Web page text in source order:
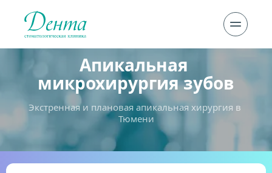
Апикальная
микрохирургия зубов
Экстренная и плановая апикальная хирургия в
Тюмени